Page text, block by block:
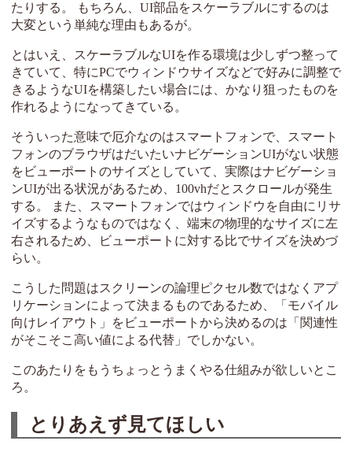
たりする。 もちろん、UI部品をスケーラブルにするのは
大変という単純な理由もあるが。
とはいえ、スケーラブルなUIを作る環境は少しずつ整って
きていて、特にPCでウィンドウサイズなどで好みに調整で
きるようなUIを構築したい場合には、かなり狙ったものを
作れるようになってきている。
そういった意味で厄介なのはスマートフォンで、スマート
フォンのブラウザはだいたいナビゲーションUIがない状態
をビューポートのサイズとしていて、実際はナビゲーショ
ンUIが出る状況があるため、100vhだとスクロールが発生
する。 また、スマートフォンではウィンドウを自由にリサ
イズするようなものではなく、端末の物理的なサイズに左
右されるため、ビューポートに対する比でサイズを決めづ
らい。
こうした問題はスクリーンの論理ピクセル数ではなくアプ
リケーションによって決まるものであるため、「モバイル
向けレイアウト」をビューポートから決めるのは「関連性
がそこそこ高い値による代替」でしかない。
このあたりをもうちょっとうまくやる仕組みが欲しいとこ
ろ。
とりあえず見てほしい